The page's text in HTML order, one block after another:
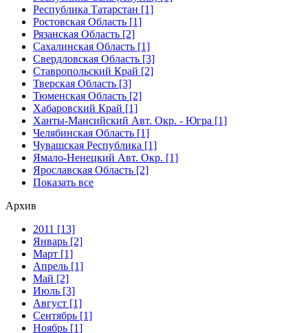
Республика Татарстан [1]
Ростовская Область [1]
Рязанская Область [2]
Сахалинская Область [1]
Свердловская Область [3]
Ставропольский Край [2]
Тверская Область [3]
Тюменская Область [2]
Хабаровский Край [1]
Ханты-Мансийский Авт. Окр. - Югра [1]
Челябинская Область [1]
Чувашская Республика [1]
Ямало-Ненецкий Авт. Окр. [1]
Ярославская Область [2]
Показать все
Архив
2011 [13]
Январь [2]
Март [1]
Апрель [1]
Май [2]
Июль [3]
Август [1]
Сентябрь [1]
Ноябрь [1]